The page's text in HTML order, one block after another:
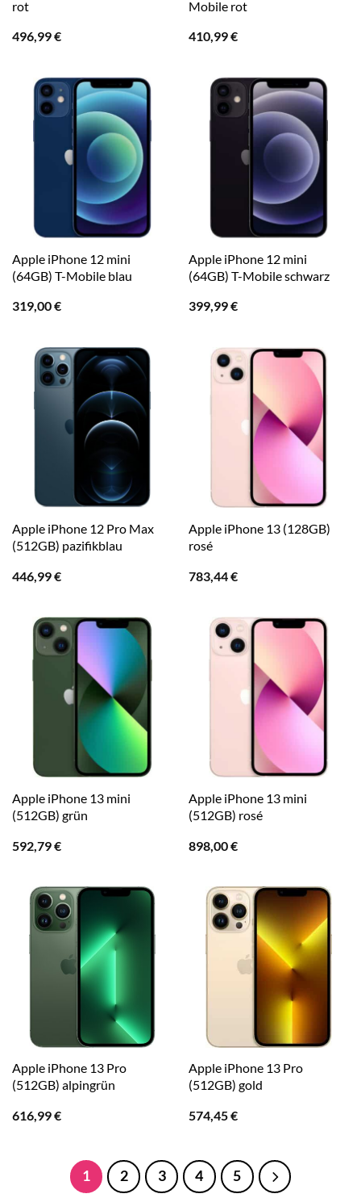
rot
496,99€
Mobile rot
410,99€
Apple iPhone 12 mini
(64GB) T-Mobile blau
319,00€
Apple iPhone 12 mini
(64GB) T-Mobile schwarz
399,99€
Apple iPhone 12 Pro Max
(512GB) pazifikblau
446,99€
Apple iPhone 13 (128GB)
rosé
783,44€
Apple iPhone 13 mini
(512GB) grün
592,79€
Apple iPhone 13 mini
(512GB) rosé
898,00€
Apple iPhone 13 Pro
(512GB) alpingrün
616,99€
Apple iPhone 13 Pro
(512GB) gold
574,45€
1 2 3 4 5